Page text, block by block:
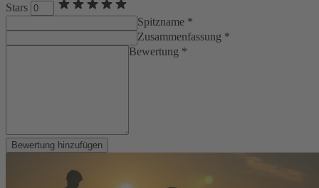
Stars
Spitzname *
Zusammenfassung *
Bewertung *
Bewertung hinzufügen